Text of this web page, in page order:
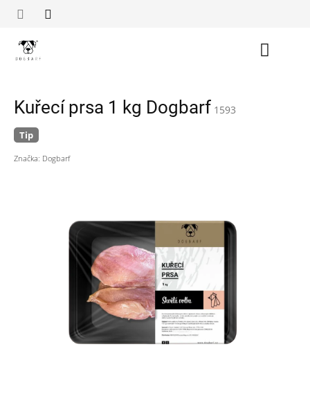
Kuřecí prsa 1 kg Dogbarf 1593
Tip
Značka: Dogbarf